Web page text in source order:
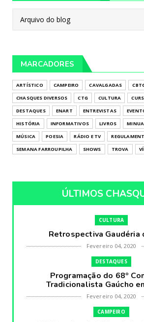
MARCADORES
ARTÍSTICO CAMPEIRO CAVALGADAS
CHASQUES DIVERSOS
CTG CULTURA
DESTAQUES
ENART ENTREVISTAS
HISTÓRIA
INFORMATIVOS LIVROS
MÚSICA
POESIA RÁDIO E TV
SEMANA FARROUPILHA
SHOWS TROVA
ÚLTIMOS
CULTURA
Retrospectiva Gaudéria
Fevereiro 04, 2020
DESTAQUES
Programação do 68º
Tradicionalista Gaúcho
Fevereiro 04, 2020
CAMPEIRO